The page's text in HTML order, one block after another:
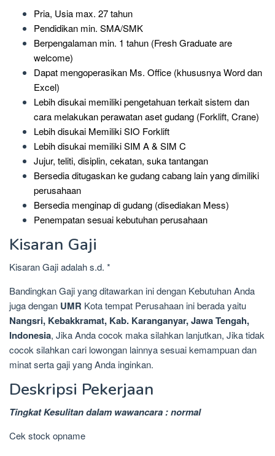
Pria, Usia max. 27 tahun
Pendidikan min. SMA/SMK
Berpengalaman min. 1 tahun (Fresh Graduate are
welcome)
Dapat mengoperasikan Ms. Office (khususnya Word dan
Excel)
Lebih disukai memiliki pengetahuan terkait sistem dan
cara melakukan perawatan aset gudang (Forklift, Crane)
Lebih disukai Memiliki SIO Forklift
Lebih disukai memiliki SIM A & SIM C
Jujur, teliti, disiplin, cekatan, suka tantangan
Bersedia ditugaskan ke gudang cabang lain yang dimiliki
perusahaan
Bersedia menginap di gudang (disediakan Mess)
Penempatan sesuai kebutuhan perusahaan
Kisaran Gaji
Kisaran Gaji adalah s.d. *
Bandingkan Gaji yang ditawarkan ini dengan Kebutuhan Anda
juga dengan UMR Kota tempat Perusahaan ini berada yaitu
Nangsri, Kebakkramat, Kab. Karanganyar, Jawa Tengah,
Indonesia, Jika Anda cocok maka silahkan lanjutkan, Jika tidak
cocok silahkan cari lowongan lainnya sesuai kemampuan dan
minat serta gaji yang Anda inginkan.
Deskripsi Pekerjaan
Tingkat Kesulitan dalam wawancara : normal
Cek stock opname